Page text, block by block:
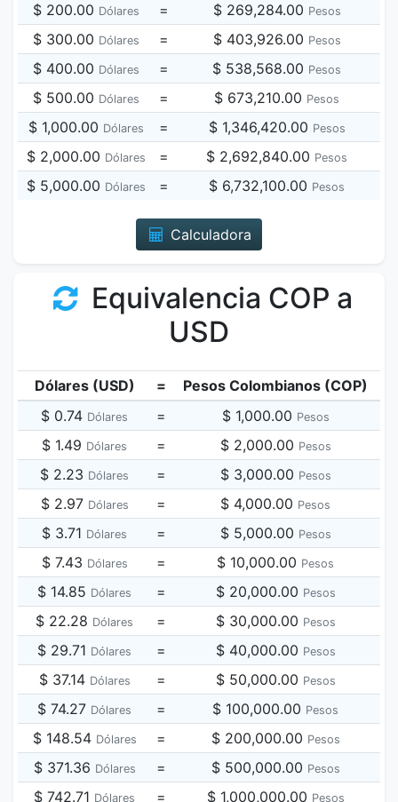
$ 200.00 Dólares = $ 269,284.00 Pesos
$ 300.00 Dólares = $ 403,926.00 Pesos
$ 400.00 Dólares = $ 538,568.00 Pesos
$ 500.00 Dólares = $ 673,210.00 Pesos
$ 1,000.00 Dólares = $ 1,346,420.00 Pesos
$ 2,000.00 Dólares = $ 2,692,840.00 Pesos
$ 5,000.00 Dólares = $ 6,732,100.00 Pesos
Calculadora
Equivalencia COP a
USD
Dólares (USD) =
Pesos Colombianos (COP)
$ 0.74 Dólares = $ 1,000.00 Pesos
$ 1.49 Dólares = $ 2,000.00 Pesos
$ 2.23 Dólares = $ 3,000.00 Pesos
$ 2.97 Dólares = $ 4,000.00 Pesos
$ 3.71 Dólares = $ 5,000.00 Pesos
$ 7.43 Dólares = $ 10,000.00 Pesos
$ 14.85 Dólares = $ 20,000.00 Pesos
$ 22.28 Dólares = $ 30,000.00 Pesos
$ 29.71 Dólares = $ 40,000.00 Pesos
$ 37.14 Dólares = $ 50,000.00 Pesos
$ 74.27 Dólares = $ 100,000.00 Pesos
$ 148.54 Dólares = $ 200,000.00 Pesos
$ 371.36 Dólares = $ 500,000.00 Pesos
$ 742.71 Dólares = $ 1,000,000.00 Pesos